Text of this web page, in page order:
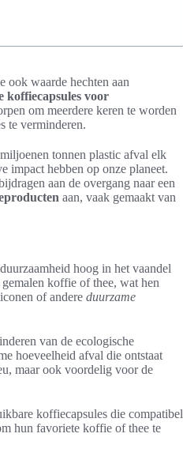
ook waarde hechten aan
koffiecapsules voor
om meerdere keren te worden
te verminderen.
tonnen plastic afval elk
impact hebben op onze planeet.
aan de overgang naar een
aan, vaak gemaakt van
hoog in het vaandel
koffie of thee, wat hen
of andere duurzame
van de ecologische
hoeveelheid afval die ontstaat
maar ook voordelig voor de
koffiecapsules die compatibel
hun favoriete koffie of thee te